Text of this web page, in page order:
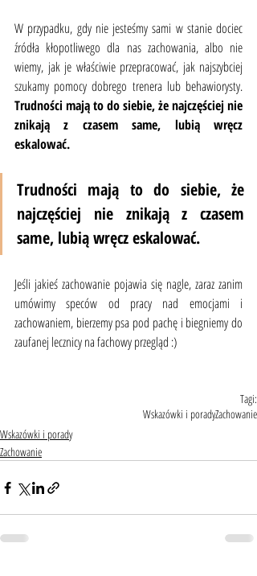
W przypadku, gdy nie jesteśmy sami w stanie dociec
źródła kłopotliwego dla nas zachowania, albo nie
wiemy, jak je właściwie przepracować, jak najszybciej
Trudności mają to do siebie, że najczęściej nie
znikają z czasem same, lubią wręcz
eskalować.
Trudności mają to do siebie, że
najczęściej nie znikają z czasem
same, lubią wręcz eskalować.
Jeśli jakieś zachowanie pojawia się nagle, zaraz zanim
umówimy speców od pracy nad emocjami i
zachowaniem, bierzemy psa pod pachę i biegniemy do
zaufanej lecznicy na fachowy przegląd :)
Tagi:
Wskazówki i poradyZachowanie
Wskazówki i porady
Zachowanie